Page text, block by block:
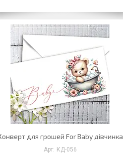
для грошей For Baby дівчинка
КД-056